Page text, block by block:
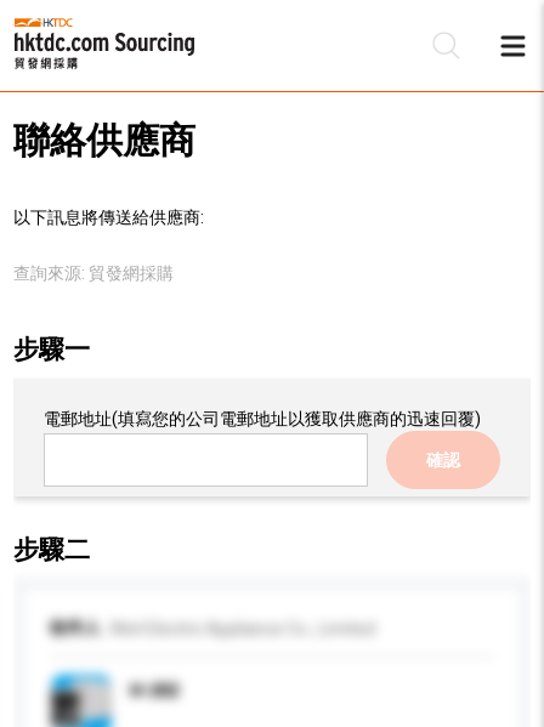
聯絡供應商
以下訊息將傳送給供應商:
查詢來源: 貿發網採購
步驟一
電郵地址(填寫您的公司電郵地址以獲取供應商的迅速回覆)
確認
步驟二
收件人
H-202